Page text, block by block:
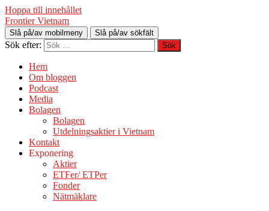
Hoppa till innehållet
Frontier Vietnam
Slå på/av mobilmeny Slå på/av sökfält
Sök efter:
Hem
Om bloggen
Podcast
Media
Bolagen
Bolagen
Utdelningsaktier i Vietnam
Kontakt
Exponering
Aktier
ETFer/ ETPer
Fonder
Nätmäklare